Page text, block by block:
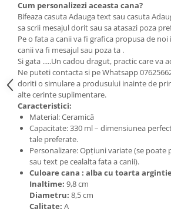
Cum personalizezi aceasta cana?
Bifeaza casuta Adauga text sau casuta
sa scrii mesajul dorit sau sa atasazi poza
Pe o fata a canii va fi grafica propusa de noi
canii va fi mesajul sau poza ta .
Si gata .....Un cadou dragut, practic care va
Ne puteti contacta si pe Whatsapp
doriti o simulare a produsului inainte de
alte cerinte suplimentare.
Caracteristici:
Material: Ceramică
Capacitate: 330 ml – dimensiunea
tale preferate.
Personalizare: Opțiuni variate (se poate
sau text pe cealalta fata a canii).
Culoare cana : alba cu toarta argintie
Inaltime: 9,8 cm
Diametru: 8,5 cm
Calitate: A